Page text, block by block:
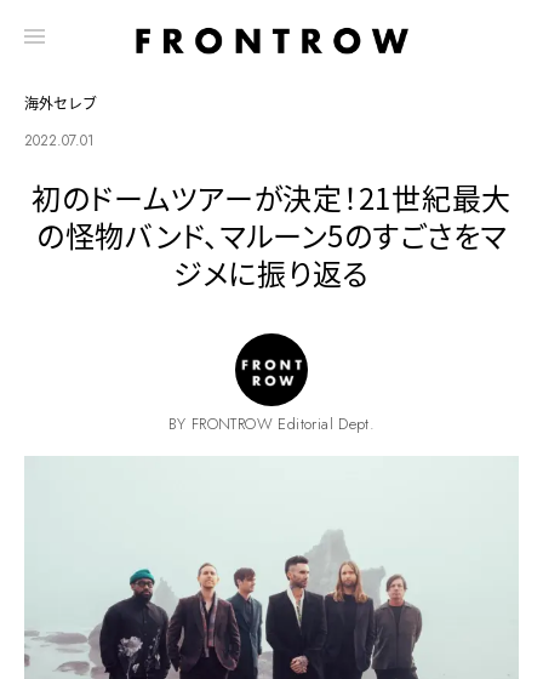
海外セレブ
2022.07.01
初のドームツアーが決定！21世紀最大
の怪物バンド、マルーン5のすごさをマ
ジメに振り返る
BY FRONTROW Editorial Dept.